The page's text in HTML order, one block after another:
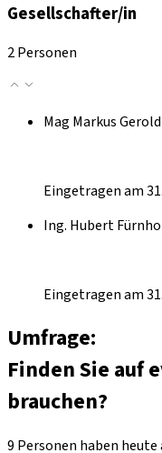
Gesellschafter/in
2 Personen
Mag Markus Gerold
Eingetragen am
Ing. Hubert
Eingetragen am
Umfrage:
Finden Sie auf
brauchen?
9 Personen haben